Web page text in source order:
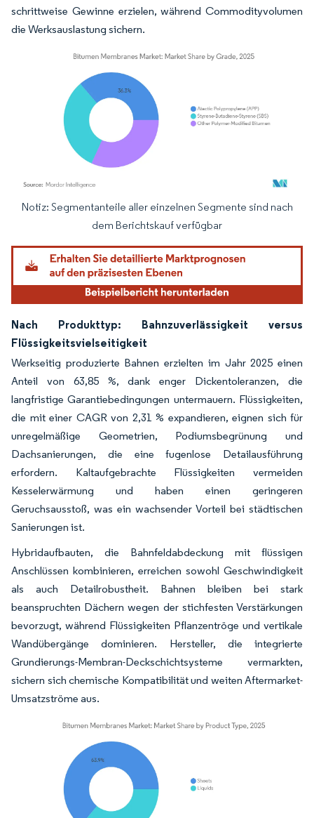
schrittweise Gewinne erzielen, während Commodityvolumen
die Werksauslastung sichern.
Bild © Mordor Intelligence. Wiederverwendung erfordert Namensnennung
Notiz: Segmentanteile aller einzelnen Segmente sind nach
dem Berichtskauf verfügbar
Nach Produkttyp: Bahnzuverlässigkeit versus
Flüssigkeitsvielseitigkeit
Werkseitig produzierte Bahnen erzielten im Jahr 2025 einen
Anteil von 63,85 %, dank enger Dickentoleranzen, die
langfristige Garantiebedingungen untermauern. Flüssigkeiten,
die mit einer CAGR von 2,31 % expandieren, eignen sich für
unregelmäßige Geometrien, Podiumsbegrünung und
Dachsanierungen, die eine fugenlose Detailausführung
erfordern. Kaltaufgebrachte Flüssigkeiten vermeiden
Kesselerwärmung und haben einen geringeren
Geruchsausstoß, was ein wachsender Vorteil bei städtischen
Sanierungen ist.
Hybridaufbauten, die Bahnfeldabdeckung mit flüssigen
Anschlüssen kombinieren, erreichen sowohl Geschwindigkeit
als auch Detailrobustheit. Bahnen bleiben bei stark
beanspruchten Dächern wegen der stichfesten Verstärkungen
bevorzugt, während Flüssigkeiten Pflanzentröge und vertikale
Wandübergänge dominieren. Hersteller, die integrierte
Grundierungs-Membran-Deckschichtsysteme vermarkten,
sichern sich chemische Kompatibilität und weiten Aftermarket-
Umsatzströme aus.